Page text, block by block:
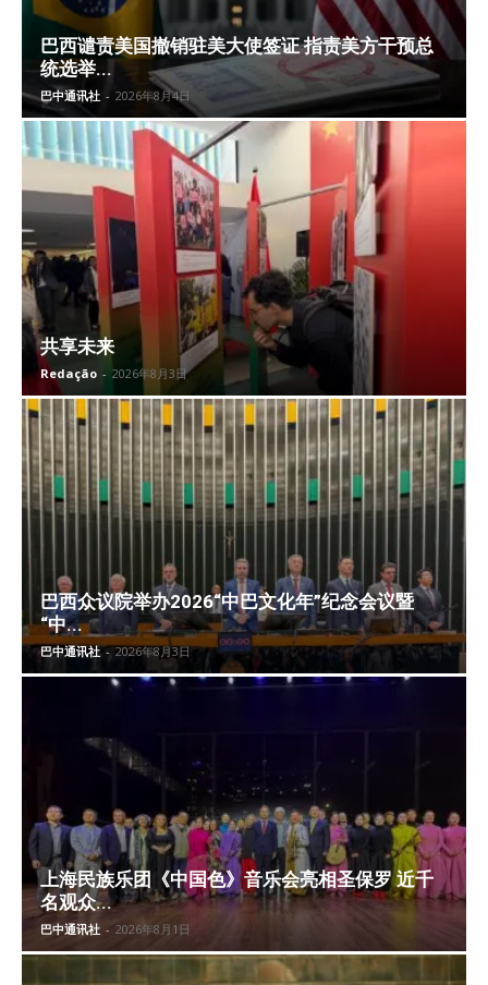
巴西谴责美国撤销驻美大使签证 指责美方干预总
统选举...
巴中通讯社 - 2026年8月4日
共享未来
Redação - 2026年8月3日
巴西众议院举办2026“中巴文化年”纪念会议暨
“中...
巴中通讯社 - 2026年8月3日
上海民族乐团《中国色》音乐会亮相圣保罗 近千
名观众...
巴中通讯社 - 2026年8月1日